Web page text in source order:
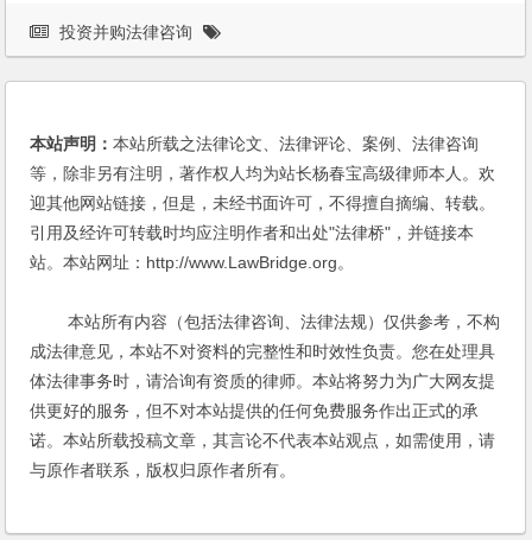
投资并购法律咨询
本站声明：本站所载之法律论文、法律评论、案例、法律咨询
等，除非另有注明，著作权人均为站长杨春宝高级律师本人。欢
迎其他网站链接，但是，未经书面许可，不得擅自摘编、转载。
引用及经许可转载时均应注明作者和出处"法律桥"，并链接本
站。本站网址：http://www.LawBridge.org。
本站所有内容（包括法律咨询、法律法规）仅供参考，不构
成法律意见，本站不对资料的完整性和时效性负责。您在处理具
体法律事务时，请洽询有资质的律师。本站将努力为广大网友提
供更好的服务，但不对本站提供的任何免费服务作出正式的承
诺。本站所载投稿文章，其言论不代表本站观点，如需使用，请
与原作者联系，版权归原作者所有。